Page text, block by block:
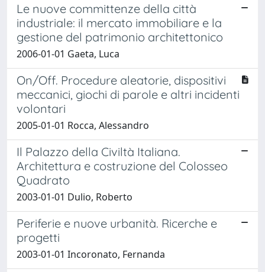
Le nuove committenze della città
industriale: il mercato immobiliare e la
gestione del patrimonio architettonico
2006-01-01 Gaeta, Luca
On/Off. Procedure aleatorie, dispositivi
meccanici, giochi di parole e altri incidenti
volontari
2005-01-01 Rocca, Alessandro
Il Palazzo della Civiltà Italiana.
Architettura e costruzione del Colosseo
Quadrato
2003-01-01 Dulio, Roberto
Periferie e nuove urbanità. Ricerche e
progetti
2003-01-01 Incoronato, Fernanda